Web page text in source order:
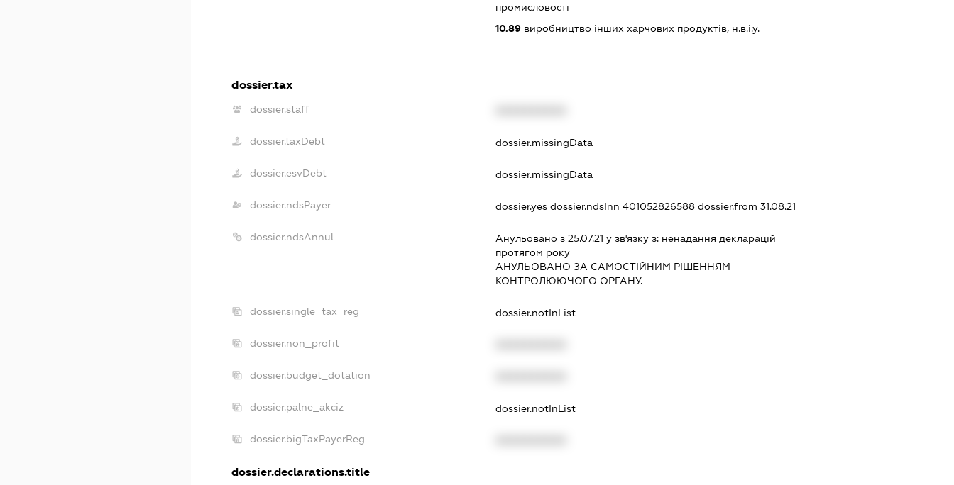
промисловості
10.89виробництво інших харчових продуктів, н.в.і.у.
dossier.tax
dossier.staff
dossier.taxDebt dossier.missingData
dossier.esvDebt dossier.missingData
dossier.ndsPayer dossier.yes dossier.ndsInn 401052826588 dossier.from 31.08.21
dossier.ndsAnnul Анульовано з 25.07.21 у зв'язку з: ненадання декларацiй
протягом року
АНУЛЬОВАНО ЗА САМОСТIЙНИМ РIШЕННЯМ
КОНТРОЛЮЮЧОГО ОРГАНУ.
dossier.single_tax_reg dossier.notInList
dossier.non_profit
dossier.budget_dotation
dossier.palne_akciz dossier.notInList
dossier.bigTaxPayerReg
dossier.declarations.title